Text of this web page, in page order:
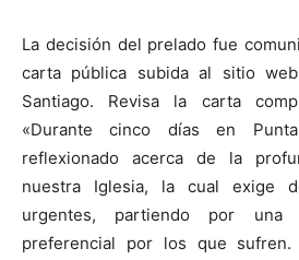
La decisión del prelado fue
carta pública subida al sitio
Santiago. Revisa la carta
«Durante cinco días en
reflexionado acerca de la
nuestra Iglesia, la cual exige
urgentes, partiendo por una
preferencial por los que sufren.